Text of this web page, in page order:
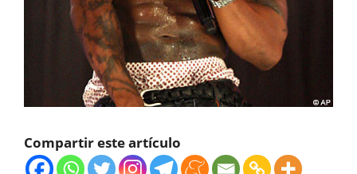
Compartir este artículo